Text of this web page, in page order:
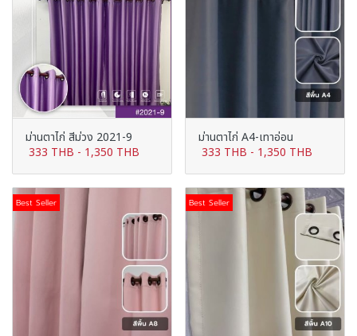
ม่านตาไก่ สีม่วง 2021-9
333 THB - 1,350 THB
ม่านตาไก่ A4-เทาอ่อน
333 THB - 1,350 THB
Best Seller Best Seller